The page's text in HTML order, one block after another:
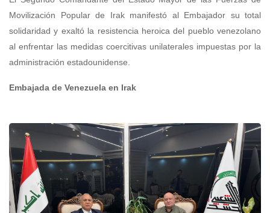
Movilización Popular de Irak manifestó al Embajador su total
solidaridad y exaltó la resistencia heroica del pueblo venezolano
al enfrentar las medidas coercitivas unilaterales impuestas por la
administración estadounidense.
Embajada de Venezuela en Irak